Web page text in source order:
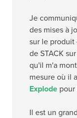
Je
des mises à
sur le
de STACK
qu'il m'a
mesure où il
Explode
Il est un